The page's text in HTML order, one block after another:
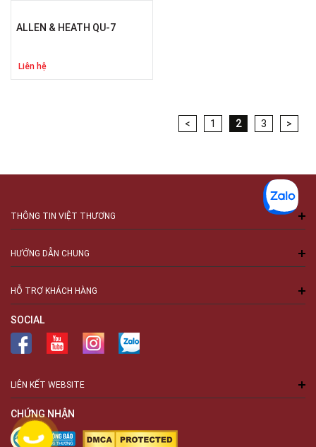
ALLEN & HEATH QU-7
Liên hệ
< 1 2 3 >
THÔNG TIN VIỆT THƯƠNG
HƯỚNG DẪN CHUNG
HỖ TRỢ KHÁCH HÀNG
SOCIAL
LIÊN KẾT WEBSITE
CHỨNG NHẬN